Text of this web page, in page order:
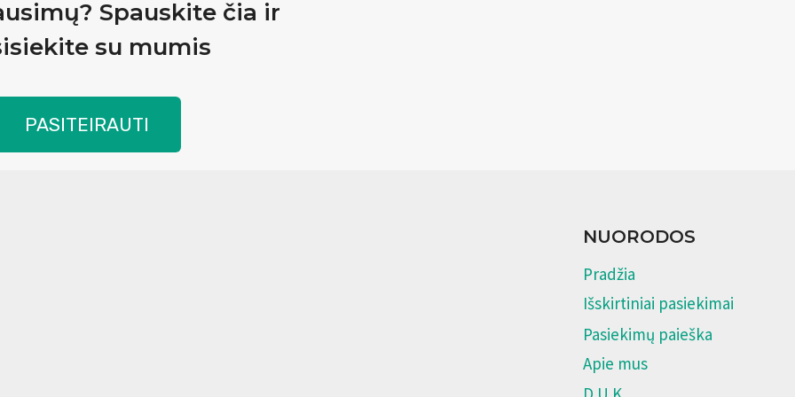
Spauskite čia ir
su mumis
PASITEIRAUTI
NUORODOS
Pradžia
Išskirtiniai pasiekimai
Pasiekimų paieška
Apie mus